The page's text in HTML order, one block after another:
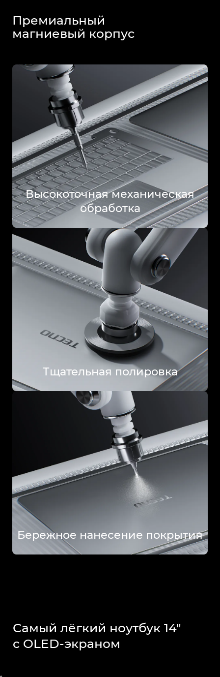
Премиальный
магниевый корпус
Высокоточная механическая
обработка
Тщательная полировка
Бережное нанесение покрытия
Самый лёгкий ноутбук 14"
с OLED-экраном